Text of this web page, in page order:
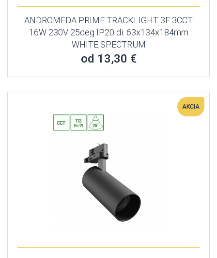
ANDROMEDA PRIME TRACKLIGHT 3F 3CCT
16W 230V 25deg IP20 di. 63x134x184mm
WHITE SPECTRUM
od 13,30 €
AKCIA